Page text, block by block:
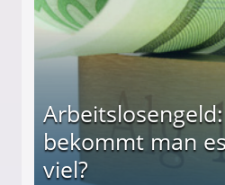
bekommt man
viel?